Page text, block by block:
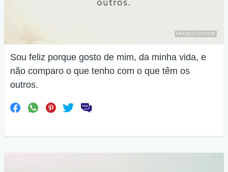
Sou feliz porque gosto de mim, da minha vida, e
não comparo o que tenho com o que têm os
outros.